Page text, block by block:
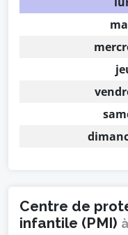
Centre de
infantile (PMI)